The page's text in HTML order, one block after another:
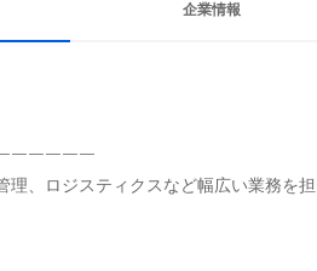
企業情報
￣￣￣￣￣
理、ロジスティクスなど幅広い業務を担